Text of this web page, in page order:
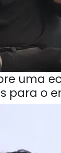
uma
para o